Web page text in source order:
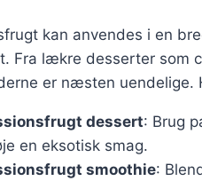
kan anvendes i en
Fra lækre desserter som
er næsten uendelige.
dessert: Brug
en eksotisk smag.
smoothie: